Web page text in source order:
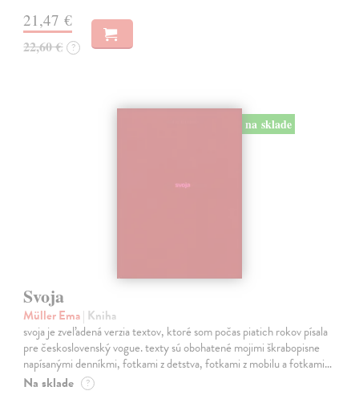
21,47 €
22,60 € ?
na sklade
Svoja
Müller Ema| Kniha
svoja je zveľadená verzia textov, ktoré som počas piatich rokov písala
pre československý vogue. texty sú obohatené mojimi škrabopisne
napísanými denníkmi, fotkami z detstva, fotkami z mobilu a fotkami…
Na sklade ?